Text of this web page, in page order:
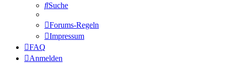
Suche
Forums-Regeln
Impressum
FAQ
Anmelden